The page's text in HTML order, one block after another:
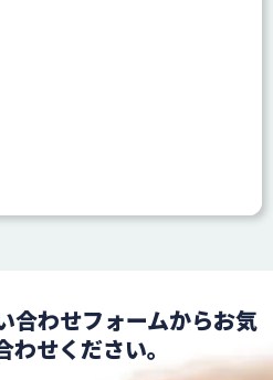
合わせフォームからお気
せください。